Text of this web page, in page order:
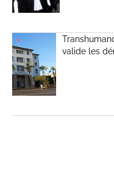
valide les